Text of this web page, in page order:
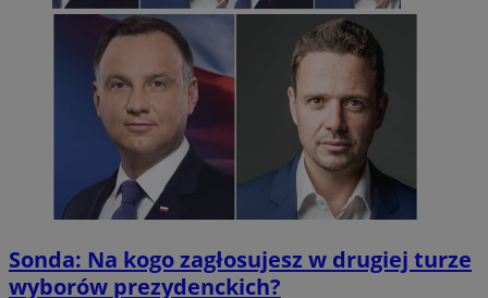
Sonda: Na kogo zagłosujesz w drugiej turze
wyborów prezydenckich?